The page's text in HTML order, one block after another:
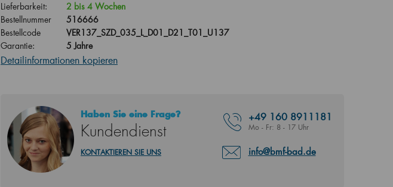
Lieferbarkeit:
2 bis 4 Wochen
Bestellnummer
516666
Bestellcode
VER137_SZD_035_L_D01_D21_T01_U137
Garantie:
5 Jahre
Detailinformationen kopieren
Haben Sie eine Frage?
Kundendienst
+49 160 8911181
Mo - Fr: 8 - 17 Uhr
info@bmf-bad.de
KONTAKTIEREN SIE UNS